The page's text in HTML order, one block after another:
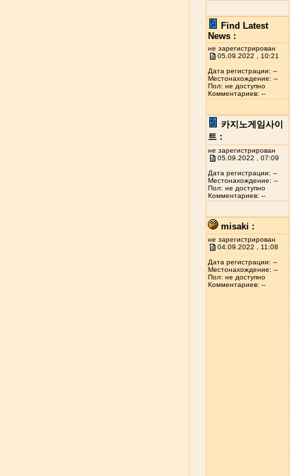
Find Latest
News :
не зарегистрирован
05.09.2022 , 10:21
Дата регистрации: --
Местонахождение: --
Пол: не доступно
Комментариев: --
카지노게임사이
트 :
не зарегистрирован
05.09.2022 , 07:09
Дата регистрации: --
Местонахождение: --
Пол: не доступно
Комментариев: --
misaki :
не зарегистрирован
04.09.2022 , 11:08
Дата регистрации: --
Местонахождение: --
Пол: не доступно
Комментариев: --